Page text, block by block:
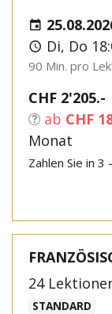
Di, Do
90 Min. pro
CHF 2'205.-
ab CHF
Monat
Zahlen Sie in
24
STANDARD